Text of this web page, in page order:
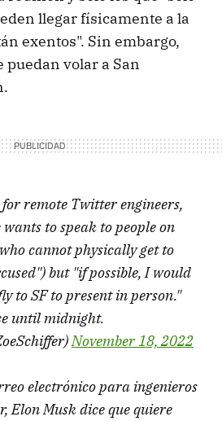
llegar físicamente a la
exentos". Sin embargo,
puedan volar a San
remote Twitter engineers,
wants to speak to people on
cannot physically get to
but "if possible, I would
to SF to present in person."
until midnight.
November 18, 2022
electrónico para ingenieros
Elon Musk dice que quiere